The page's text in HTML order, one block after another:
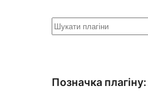
Пошук
Позначка плагіну: